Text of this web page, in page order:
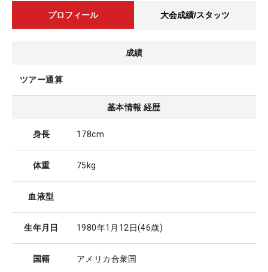
プロフィール 大会成績/スタッツ
成績
ツアー通算
基本情報 経歴
身長 178cm
体重 75kg
血液型
生年月日 1980年1月12日(46歳)
国籍 アメリカ合衆国